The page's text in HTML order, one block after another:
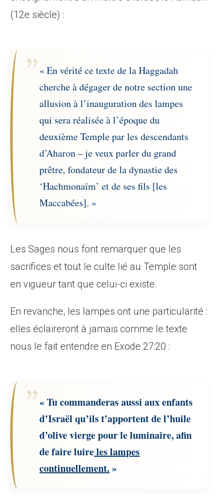
(12e siècle) :
« En vérité ce texte de la Haggadah
cherche à dégager de notre section une
allusion à l’inauguration des lampes
qui sera réalisée à l’époque du
deuxième Temple par les descendants
d’Aharon – je veux parler du grand
prêtre, fondateur de la dynastie des
‘Hachmonaïm’ et de ses fils [les
Maccabées]. »
Les Sages nous font remarquer que les
sacrifices et tout le culte lié au Temple sont
en vigueur tant que celui-ci existe.
En revanche, les lampes ont une particularité :
elles éclaireront à jamais comme le texte
nous le fait entendre en Exode 27:20 :
« Tu commanderas aussi aux enfants
d’Israël qu’ils t’apportent de l’huile
d’olive vierge pour le luminaire, afin
de faire luireles lampes
continuellement. »